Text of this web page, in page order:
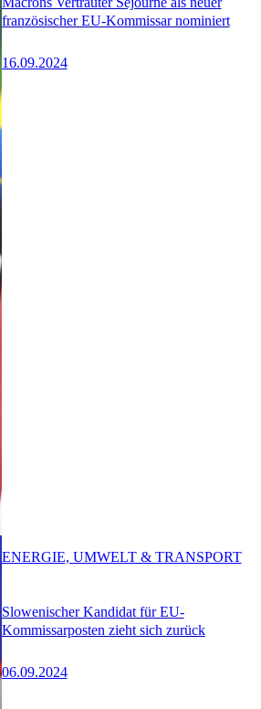
französischer EU-Kommissar nominiert
16.09.2024
Slowenischer Kandidat für EU-
Kommissarposten zieht sich zurück
06.09.2024
ENERGIE, UMWELT & TRANSPORT